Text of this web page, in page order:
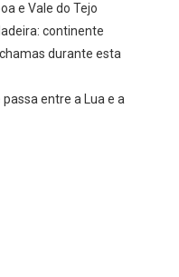
e Vale do Tejo
continente
durante esta
entre a Lua e a